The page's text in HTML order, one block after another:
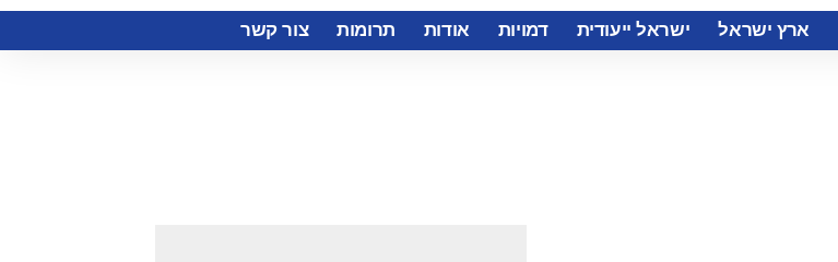
ארץ ישראל ישראל ייעודית דמויות אודות תרומות צור קשר